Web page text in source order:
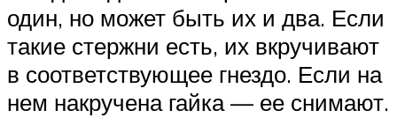
один, но может быть их и два. Если
такие стержни есть, их вкручивают
в соответствующее гнездо. Если на
нем накручена гайка — ее снимают.